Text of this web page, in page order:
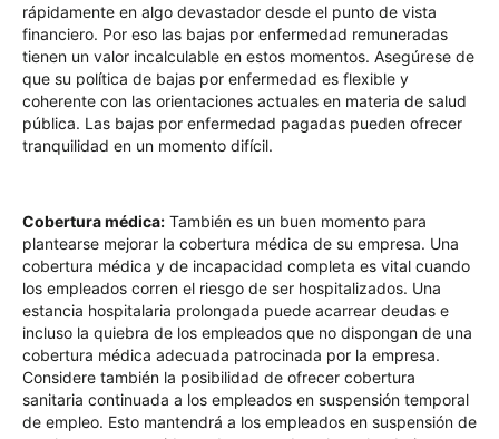
rápidamente en algo devastador desde el punto de vista
financiero. Por eso las bajas por enfermedad remuneradas
tienen un valor incalculable en estos momentos. Asegúrese de
que su política de bajas por enfermedad es flexible y
coherente con las orientaciones actuales en materia de salud
pública. Las bajas por enfermedad pagadas pueden ofrecer
tranquilidad en un momento difícil.
Cobertura médica: También es un buen momento para
plantearse mejorar la cobertura médica de su empresa. Una
cobertura médica y de incapacidad completa es vital cuando
los empleados corren el riesgo de ser hospitalizados. Una
estancia hospitalaria prolongada puede acarrear deudas e
incluso la quiebra de los empleados que no dispongan de una
cobertura médica adecuada patrocinada por la empresa.
Considere también la posibilidad de ofrecer cobertura
sanitaria continuada a los empleados en suspensión temporal
de empleo. Esto mantendrá a los empleados en suspensión de